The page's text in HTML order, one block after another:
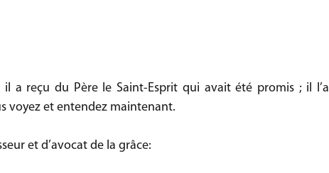
a reçu du Père le Saint-Esprit qui avait été promis ; il l’a
voyez et entendez maintenant.
et d’avocat de la grâce: